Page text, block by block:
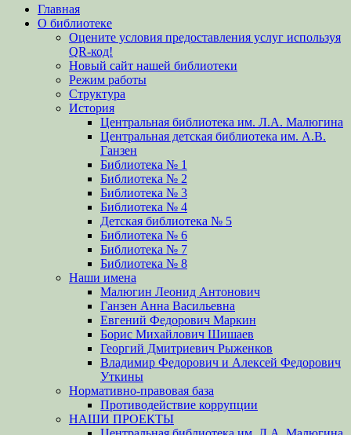
Перейти
содержимому
Главная
О библиотеке
Оцените условия предоставления услуг используя
QR-код!
Новый сайт нашей библиотеки
Режим работы
Структура
История
Центральная библиотека им. Л.А. Малюгина
Центральная детская библиотека им. А.В.
Ганзен
Библиотека № 1
Библиотека № 2
Библиотека № 3
Библиотека № 4
Детская библиотека № 5
Библиотека № 6
Библиотека № 7
Библиотека № 8
Наши имена
Малюгин Леонид Антонович
Ганзен Анна Васильевна
Евгений Федорович Маркин
Борис Михайлович Шишаев
Георгий Дмитриевич Рыженков
Владимир Федорович и Алексей Федорович
Уткины
Нормативно-правовая база
Противодействие коррупции
НАШИ ПРОЕКТЫ